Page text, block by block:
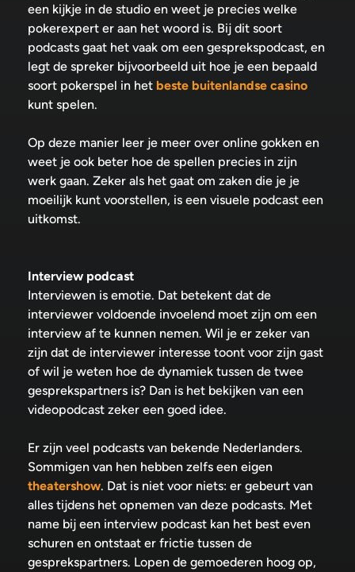
een kijkje in de studio en weet je precies welke
pokerexpert er aan het woord is. Bij dit soort
podcasts gaat het vaak om een gesprekspodcast, en
legt de spreker bijvoorbeeld uit hoe je een bepaald
soort pokerspel in het beste buitenlandse casino
kunt spelen.
Op deze manier leer je meer over online gokken en
weet je ook beter hoe de spellen precies in zijn
werk gaan. Zeker als het gaat om zaken die je je
moeilijk kunt voorstellen, is een visuele podcast een
uitkomst.
Interview podcast
Interviewen is emotie. Dat betekent dat de
interviewer voldoende invoelend moet zijn om een
interview af te kunnen nemen. Wil je er zeker van
zijn dat de interviewer interesse toont voor zijn gast
of wil je weten hoe de dynamiek tussen de twee
gesprekspartners is? Dan is het bekijken van een
videopodcast zeker een goed idee.
Er zijn veel podcasts van bekende Nederlanders.
Sommigen van hen hebben zelfs een eigen
theatershow. Dat is niet voor niets: er gebeurt van
alles tijdens het opnemen van deze podcasts. Met
name bij een interview podcast kan het best even
schuren en ontstaat er frictie tussen de
gesprekspartners. Lopen de gemoederen hoog op,